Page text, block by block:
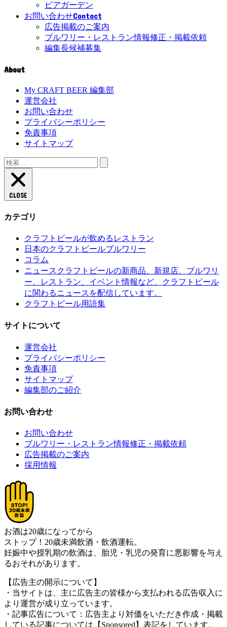
ビアガーデン
お問い合わせContact
広告掲載のご案内
ブルワリー・レストラン情報修正・掲載依頼
編集長候補募集
About
My CRAFT BEER 編集部
運営会社
お問い合わせ
プライバシーポリシー
免責事項
サイトマップ
検
索:
CLOSE
カテゴリ
クラフトビールが飲めるレストラン
日本のクラフトビールブルワリー
コラム
ニュース クラフトビールの新商品、新規店、ブルワリ
ー、レストラン、イベント情報など、クラフトビール
に関わるニュースを配信しています。
クラフトビール用語集
サイトについて
運営会社
プライバシーポリシー
免責事項
サイトマップ
編集部のご紹介
お問い合わせ
お問い合わせ
ブルワリー・レストラン情報修正・掲載依頼
広告掲載のご案内
採用情報
お酒は20歳になってから
ストップ！20歳未満飲酒・飲酒運転。
妊娠中や授乳期の飲酒は、胎児・乳児の発育に悪影響を与え
るおそれがあります。
【広告主の開示について】
・当サイトは、主に広告主の皆様から支払われる広告収入に
より運営が成り立っています。
・記事広告について：広告主より対価をいただき作成・掲載
している記事については【Sponsored】表記をしています。